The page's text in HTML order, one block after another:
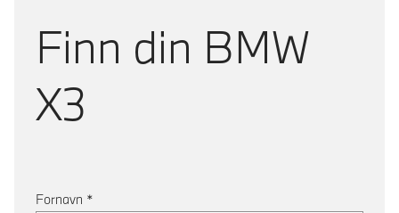
Finn din BMW
X3
Fornavn *